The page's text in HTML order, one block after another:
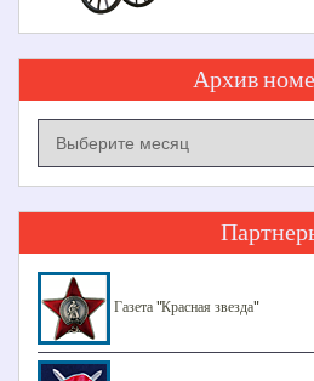
Архив
номеров
Газета "Красная звезда"